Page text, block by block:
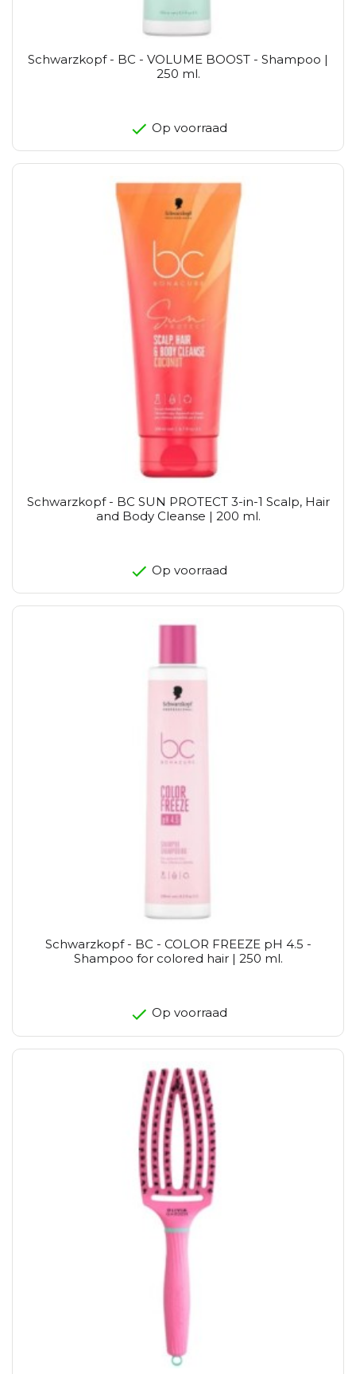
Schwarzkopf - BC - VOLUME BOOST - Shampoo |
250 ml.
Op voorraad
Schwarzkopf - BC SUN PROTECT 3-in-1 Scalp, Hair
and Body Cleanse | 200 ml.
Op voorraad
Schwarzkopf - BC - COLOR FREEZE pH 4.5 -
Shampoo for colored hair | 250 ml.
Op voorraad